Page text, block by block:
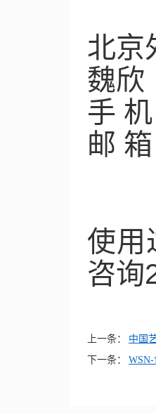
北京
魏欣
手
邮
使用
咨询
上一条：
中国
下一条：